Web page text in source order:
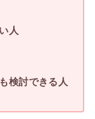
人
検討できる人